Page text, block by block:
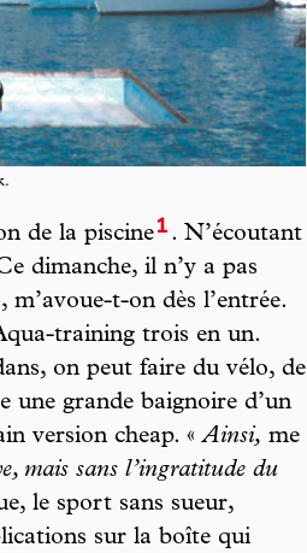
de la piscine1 . N’écoutant
dimanche, il n’y a pas
m’avoue-t-on dès l’entrée.
training trois en un.
on peut faire du vélo, de
une grande baignoire d’un
version cheap. «Ainsi, me
mais sans l’ingratitude du
le sport sans sueur,
sur la boîte qui